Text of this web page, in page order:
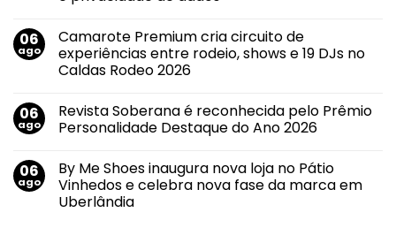
compra
primeiro
imóvel
e
impulsiona
mudanças
imobiliário
em
Callink
conquista
certificações
suas
práticas
de
informação
e
privacidade
de
dados
06
ago
Camarote Premium cria circuito de
experiências entre rodeio, shows e 19 DJs no
Caldas Rodeo 2026
em
Camarote
Premium
de
experiências
entre
rodeio,
06
ago
Revista Soberana é reconhecida pelo Prêmio
Personalidade Destaque do Ano 2026
em
Revista
Soberana
é
06
ago
By Me Shoes inaugura nova loja no Pátio
Vinhedos e celebra nova fase da marca em
Uberlândia